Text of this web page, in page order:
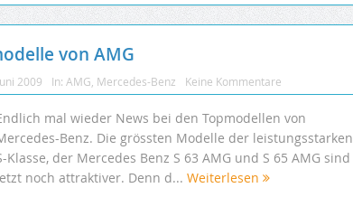
von AMG
2009 In: AMG, Mercedes-Benz Keine Kommentare
mal wieder News bei den Topmodellen von
Benz. Die grössten Modelle der leistungsstarken
Klasse, der Mercedes Benz S 63 AMG und S 65 AMG sind
noch attraktiver. Denn d... Weiterlesen